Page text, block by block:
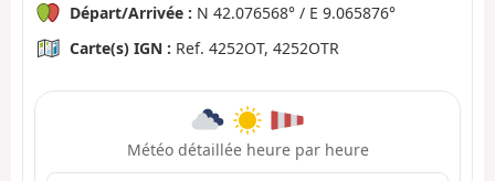
Départ/Arrivée : N 42.076568° / E 9.065876°
Carte(s) IGN : Ref. 4252OT, 4252OTR
Météo détaillée heure par heure